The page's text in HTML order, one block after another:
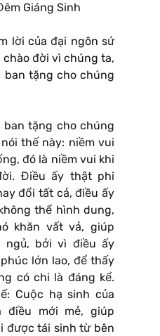
Giáng Sinh
lời của đại ngôn sứ
chào đời vì chúng ta,
tặng cho chúng
tặng cho chúng
thế này: niềm vui
đó là niềm vui khi
Điều ấy thật phi
đổi tất cả, điều ấy
thể hình dung,
khăn vất vả, giúp
ngủ, bởi vì điều ấy
lớn lao, để thấy
có chi là đáng kể.
Cuộc hạ sinh của
điều mới mẻ, giúp
được tái sinh từ bên